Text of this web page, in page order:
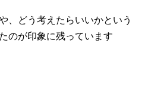
、どう考えたらいいかという
のが印象に残っています